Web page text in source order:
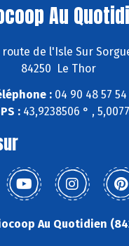
Au
route de l'Isle Sur
84250 Le Thor
: 04 90 48 57 54
:43,9238506 ° ,
Au Quotidien